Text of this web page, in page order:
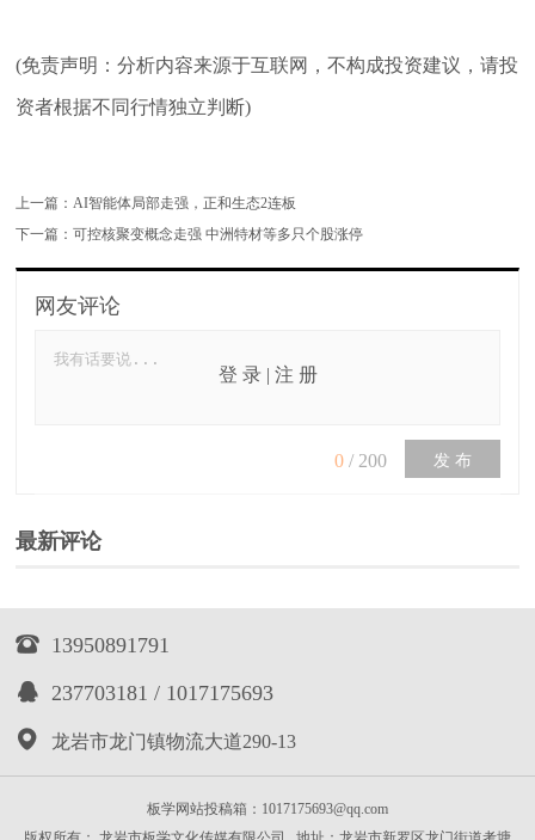
(免责声明：分析内容来源于互联网，不构成投资建议，请投
资者根据不同行情独立判断)
上一篇： AI智能体局部走强，正和生态2连板
下一篇：可控核聚变概念走强 中洲特材等多只个股涨停
网友评论
登 录| 注 册
发 布
0/ 200
最新评论
 13950891791
 237703181 / 1017175693
 龙岩市龙门镇物流大道290-13
板学网站投稿箱：1017175693@qq.com